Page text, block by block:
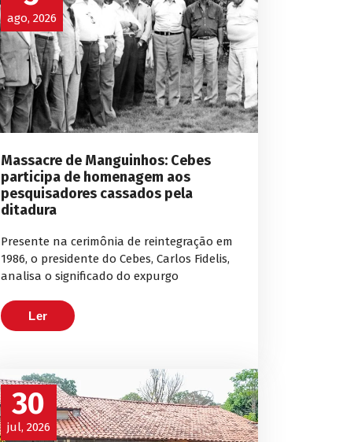
ago, 2026
Massacre de Manguinhos: Cebes
participa de homenagem aos
pesquisadores cassados pela
ditadura
Presente na cerimônia de reintegração em
1986, o presidente do Cebes, Carlos Fidelis,
analisa o significado do expurgo
Ler
30
jul, 2026